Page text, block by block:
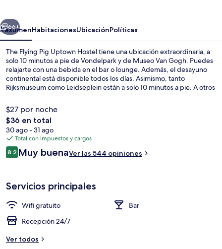
Hostel
Siguiente
66+
ResumenHabitacionesUbicaciónPolíticas
The Flying Pig Uptown Hostel tiene una ubicación extraordinaria, a
solo 10 minutos a pie de Vondelpark y de Museo Van Gogh. Puedes
relajarte con una bebida en el bar o lounge. Además, el desayuno
continental está disponible todos los días. Asimismo, tanto
Rijksmuseum como Leidseplein están a solo 10 minutos a pie. A otros
transporte público a una corta distancia a pie: Parada de tranvía Van
Baerlestraat está a 4 minutos y Parada de tranvía 1e Con.
Huygensstraat está a 5 minutos.
$27 por noche
El
precio
total
es
de
$36 en total
30 ago - 31 ago
Total con impuestos y cargos
Opiniones
8.28.2 de 10,
Muy buenaVer las 544 opiniones
Servicios principales
Wifi gratuito
Bar
Recepción 24/7
Ver todos